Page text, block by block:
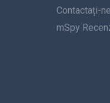
Contactați-ne
mSpy